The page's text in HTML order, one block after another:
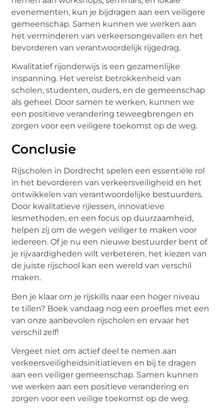
evenementen, kun je bijdragen aan een veiligere
gemeenschap. Samen kunnen we werken aan
het verminderen van verkeersongevallen en het
bevorderen van verantwoordelijk rijgedrag.
Kwalitatief rijonderwijs is een gezamenlijke
inspanning. Het vereist betrokkenheid van
scholen, studenten, ouders, en de gemeenschap
als geheel. Door samen te werken, kunnen we
een positieve verandering teweegbrengen en
zorgen voor een veiligere toekomst op de weg.
Conclusie
Rijscholen in Dordrecht spelen een essentiële rol
in het bevorderen van verkeersveiligheid en het
ontwikkelen van verantwoordelijke bestuurders.
Door kwalitatieve rijlessen, innovatieve
lesmethoden, en een focus op duurzaamheid,
helpen zij om de wegen veiliger te maken voor
iedereen. Of je nu een nieuwe bestuurder bent of
je rijvaardigheden wilt verbeteren, het kiezen van
de juiste rijschool kan een wereld van verschil
maken.
Ben je klaar om je rijskills naar een hoger niveau
te tillen? Boek vandaag nog een proefles met een
van onze aanbevolen rijscholen en ervaar het
verschil zelf!
Vergeet niet om actief deel te nemen aan
verkeersveiligheidsinitiatieven en bij te dragen
aan een veiliger gemeenschap. Samen kunnen
we werken aan een positieve verandering en
zorgen voor een veilige toekomst op de weg.